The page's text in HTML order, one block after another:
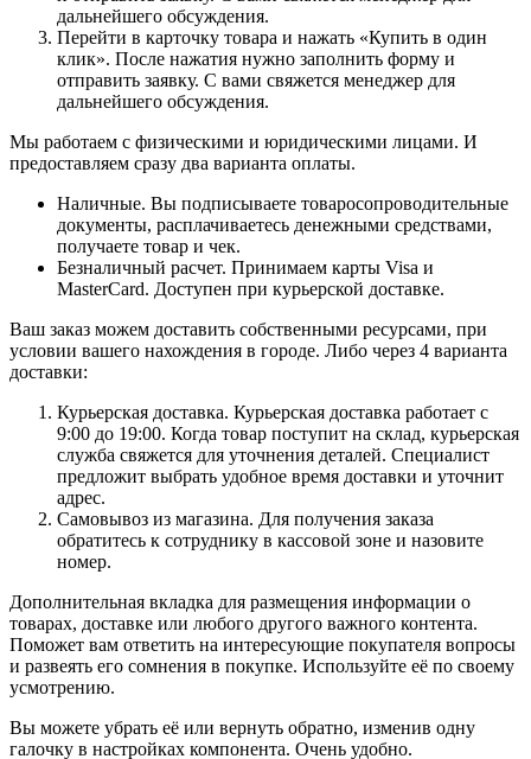
дальнейшего обсуждения.
Перейти в карточку товара и нажать «Купить в один
клик». После нажатия нужно заполнить форму и
отправить заявку. С вами свяжется менеджер для
дальнейшего обсуждения.
Мы работаем с физическими и юридическими лицами. И
предоставляем сразу два варианта оплаты.
Наличные. Вы подписываете товаросопроводительные
документы, расплачиваетесь денежными средствами,
получаете товар и чек.
Безналичный расчет. Принимаем карты Visa и
MasterCard. Доступен при курьерской доставке.
Ваш заказ можем доставить собственными ресурсами, при
условии вашего нахождения в городе. Либо через 4 варианта
доставки:
Курьерская доставка. Курьерская доставка работает с
9:00 до 19:00. Когда товар поступит на склад, курьерская
служба свяжется для уточнения деталей. Специалист
предложит выбрать удобное время доставки и уточнит
адрес.
Самовывоз из магазина. Для получения заказа
обратитесь к сотруднику в кассовой зоне и назовите
номер.
Дополнительная вкладка для размещения информации о
товарах, доставке или любого другого важного контента.
Поможет вам ответить на интересующие покупателя вопросы
и развеять его сомнения в покупке. Используйте её по своему
усмотрению.
Вы можете убрать её или вернуть обратно, изменив одну
галочку в настройках компонента. Очень удобно.